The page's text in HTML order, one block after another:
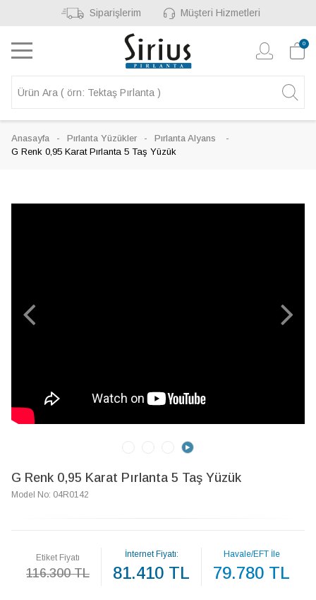
Siparişlerim Müşteri Hizmetleri
0
Anasayfa Pırlanta Yüzükler
Pırlanta Alyans
G Renk 0,95 Karat Pırlanta 5 Taş Yüzük
G Renk 0,95 Karat Pırlanta 5 Taş Yüzük
Model No: 04R0142
Etiket Fiyatı
116.300 TL
İnternet Fiyatı:
81.410 TL
Havale/EFT İle
79.780 TL